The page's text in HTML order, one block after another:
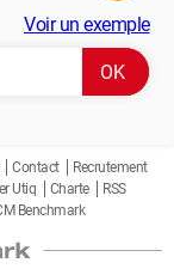
Voir un exemple
Contact
Recrutement
Utiq Charte
RSS
Benchmark